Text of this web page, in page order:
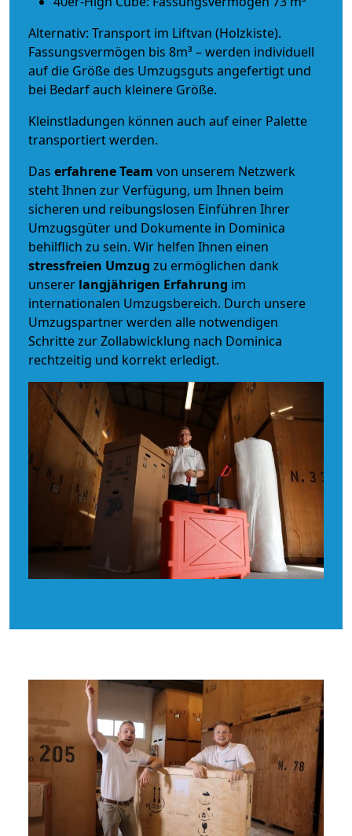
Alternativ: Transport im Liftvan (Holzkiste).
Fassungsvermögen bis 8m³ – werden individuell
auf die Größe des Umzugsguts angefertigt und
bei Bedarf auch kleinere Größe.
Kleinstladungen können auch auf einer Palette
transportiert werden.
Das erfahrene Team von unserem Netzwerk
steht Ihnen zur Verfügung, um Ihnen beim
sicheren und reibungslosen Einführen Ihrer
Umzugsgüter und Dokumente in Dominica
behilflich zu sein. Wir helfen Ihnen einen
stressfreien Umzug zu ermöglichen dank
unserer langjährigen Erfahrung im
internationalen Umzugsbereich. Durch unsere
Umzugspartner werden alle notwendigen
Schritte zur Zollabwicklung nach Dominica
rechtzeitig und korrekt erledigt.